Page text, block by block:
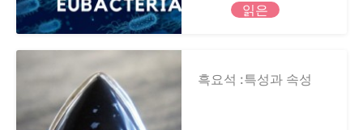
읽은
흑요석 :특성과 속성